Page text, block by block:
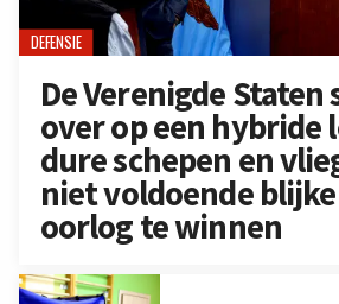
DEFENSIE
De Verenigde Staten
over op een hybride
dure schepen en
niet voldoende
oorlog te winnen